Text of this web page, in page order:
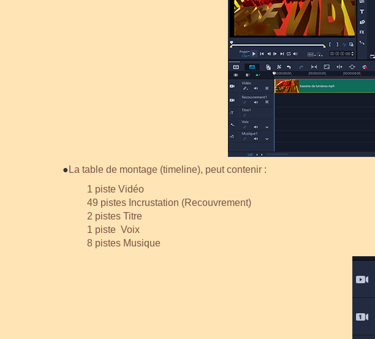
● La table de montage (timeline), peut contenir :
1 piste Vidéo
49 pistes Incrustation (Recouvrement)
2 pistes Titre
1 piste Voix
8 pistes Musique